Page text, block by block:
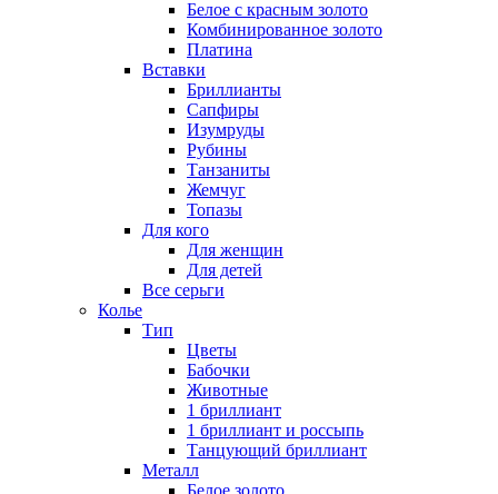
Белое с красным золото
Комбинированное золото
Платина
Вставки
Бриллианты
Сапфиры
Изумруды
Рубины
Танзаниты
Жемчуг
Топазы
Для кого
Для женщин
Для детей
Все серьги
Колье
Тип
Цветы
Бабочки
Животные
1 бриллиант
1 бриллиант и россыпь
Танцующий бриллиант
Металл
Белое золото